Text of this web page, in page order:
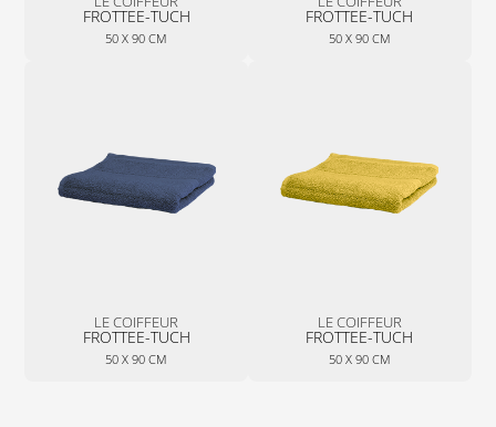
FROTTEE-TUCH
50 X 90 CM
FROTTEE-TUCH
50 X 90 CM
LE COIFFEUR
FROTTEE-TUCH
50 X 90 CM
LE COIFFEUR
FROTTEE-TUCH
50 X 90 CM